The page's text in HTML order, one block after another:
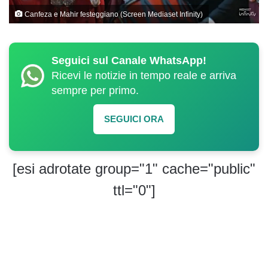
Canfeza e Mahir festeggiano (Screen Mediaset Infinity)
Seguici sul Canale WhatsApp!
Ricevi le notizie in tempo reale e arriva
sempre per primo.
SEGUICI ORA
[esi adrotate group="1" cache="public"
ttl="0"]